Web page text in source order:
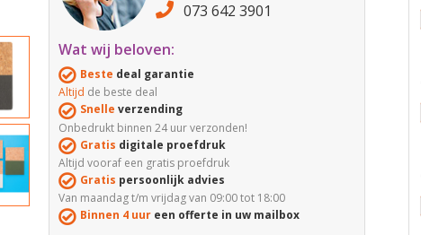
073 642 3901
Wat wij beloven:
Beste deal garantie
Altijd de beste deal
Snelle verzending
Onbedrukt binnen 24 uur verzonden!
Gratis digitale proefdruk
Altijd vooraf een gratis proefdruk
Gratis persoonlijk advies
Van maandag t/m vrijdag van 09:00 tot 18:00
Binnen 4 uureen offerte in uw mailbox